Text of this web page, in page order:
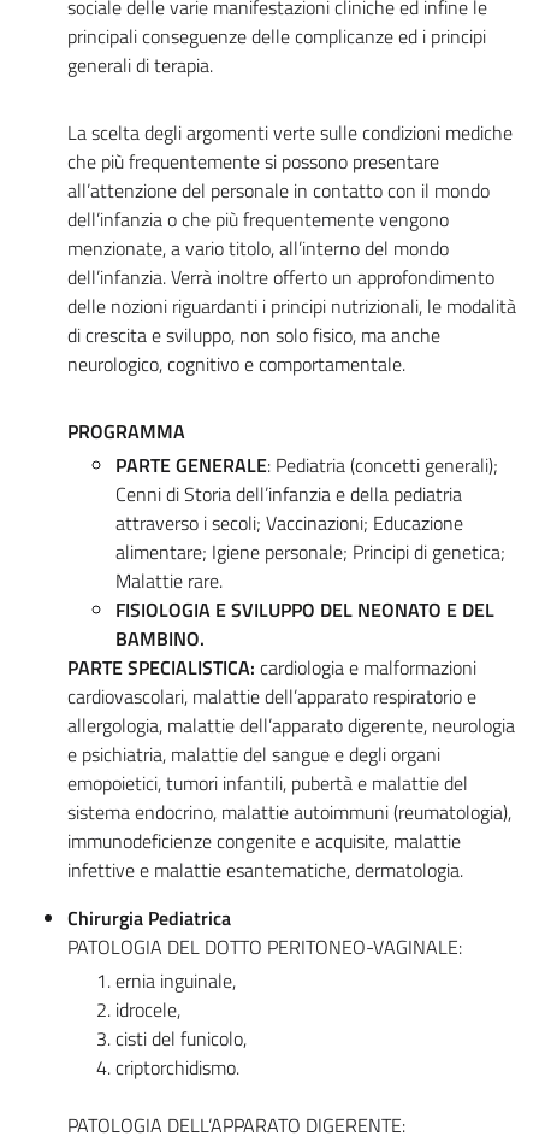
sociale delle varie manifestazioni cliniche ed infine le
principali conseguenze delle complicanze ed i principi
generali di terapia.
La scelta degli argomenti verte sulle condizioni mediche
che più frequentemente si possono presentare
all’attenzione del personale in contatto con il mondo
dell’infanzia o che più frequentemente vengono
menzionate, a vario titolo, all’interno del mondo
dell’infanzia. Verrà inoltre offerto un approfondimento
delle nozioni riguardanti i principi nutrizionali, le modalità
di crescita e sviluppo, non solo fisico, ma anche
neurologico, cognitivo e comportamentale.
PROGRAMMA
PARTE GENERALE: Pediatria (concetti generali);
Cenni di Storia dell’infanzia e della pediatria
attraverso i secoli; Vaccinazioni; Educazione
alimentare; Igiene personale; Principi di genetica;
Malattie rare.
FISIOLOGIA E SVILUPPO DEL NEONATO E DEL
BAMBINO.
PARTE SPECIALISTICA: cardiologia e malformazioni
cardiovascolari, malattie dell’apparato respiratorio e
allergologia, malattie dell’apparato digerente, neurologia
e psichiatria, malattie del sangue e degli organi
emopoietici, tumori infantili, pubertà e malattie del
sistema endocrino, malattie autoimmuni (reumatologia),
immunodeficienze congenite e acquisite, malattie
infettive e malattie esantematiche, dermatologia.
Chirurgia Pediatrica
PATOLOGIA DEL DOTTO PERITONEO-VAGINALE:
ernia inguinale,
idrocele,
cisti del funicolo,
criptorchidismo.
PATOLOGIA DELL’APPARATO DIGERENTE: